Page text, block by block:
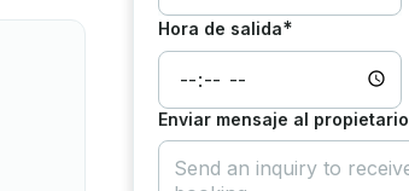
Hora de salida*
Enviar mensaje al propietario